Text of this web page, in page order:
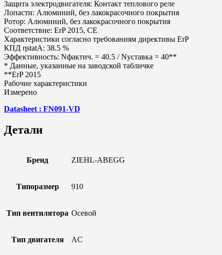
Защита электродвигателя: Контакт теплового реле
Лопасти: Алюминий, без лакокрасочного покрытия
Ротор: Алюминий, без лакокрасочного покрытия
Соответствие: ErP 2015, CE
Характеристики согласно требованиям директивы ErP
КПД ηstatA: 38.5 %
Эффективность: Nфактич. = 40.5 / Nуставка = 40**
* Данные, указанные на заводской табличке
**ErP 2015
Рабочие характеристики
Измерено
Datasheet : FN091-VD
Детали
Бренд ZIEHL-ABEGG
Типоразмер 910
Тип вентилятора Осевой
Тип двигателя AC